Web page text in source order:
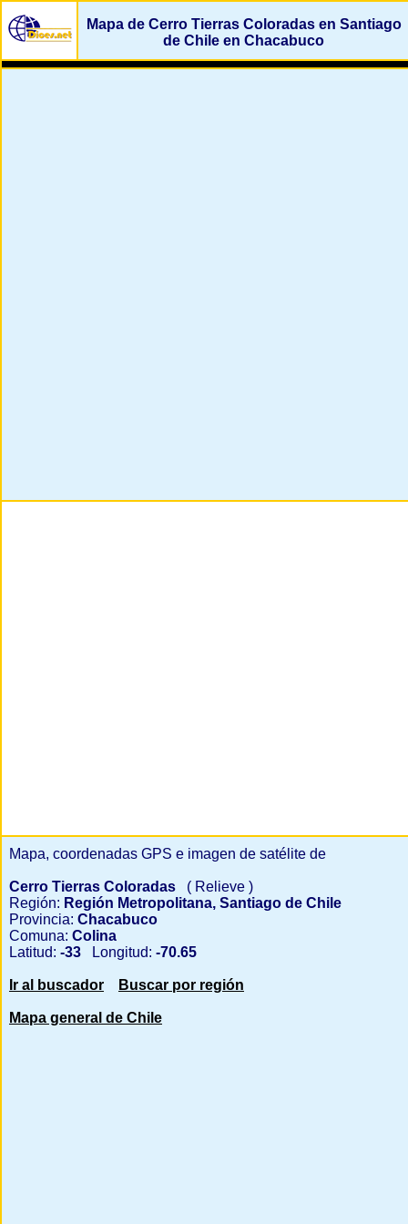
Mapa de Cerro Tierras Coloradas en Santiago
de Chile en Chacabuco
Mapa, coordenadas GPS e imagen de satélite de
Cerro Tierras Coloradas
( Relieve )
Región: Región Metropolitana, Santiago de Chile
Provincia: Chacabuco
Comuna: Colina
Latitud: -33 Longitud: -70.65
Ir al buscador Buscar por región
Mapa general de Chile